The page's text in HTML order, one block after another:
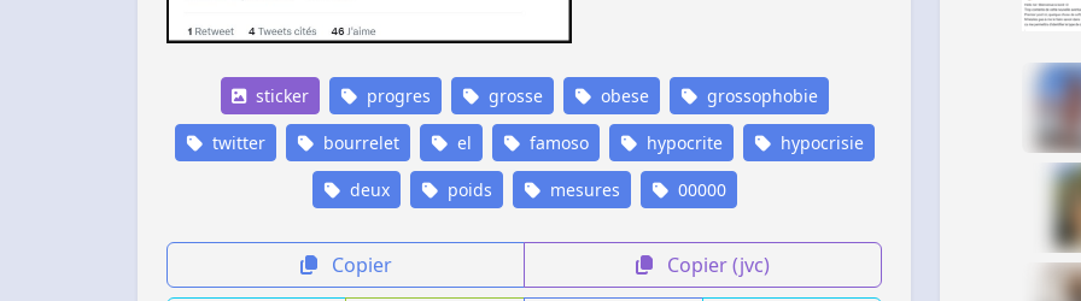
sticker progres grosse obese grossophobie
twitter bourrelet el famoso hypocrite hypocrisie
deux poids mesures 00000
Copier Copier (jvc)